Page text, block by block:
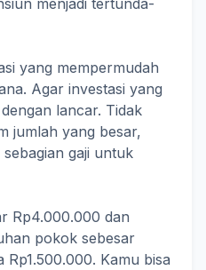
yang mempermudah
Agar investasi yang
lancar. Tidak
jumlah yang besar,
gaji untuk
Rp4.000.000 dan
pokok sebesar
Rp1.500.000. Kamu bisa